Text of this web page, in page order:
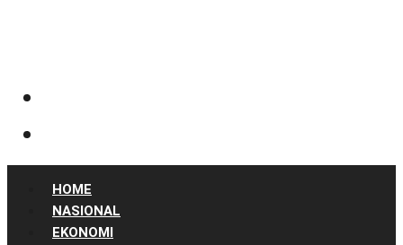
HOME
NASIONAL
EKONOMI